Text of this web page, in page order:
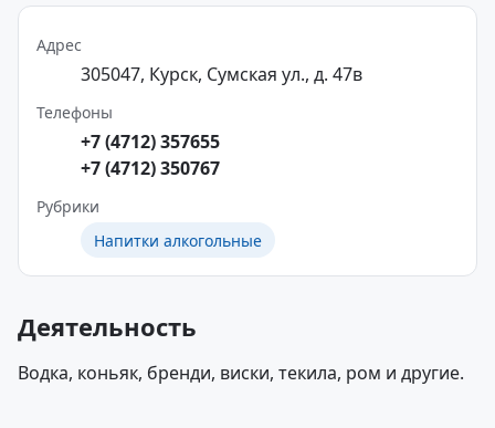
Адрес
305047, Курск, Сумская ул., д. 47в
Телефоны
+7 (4712) 357655
+7 (4712) 350767
Рубрики
Напитки алкогольные
Деятельность
Водка, коньяк, бренди, виски, текила, ром и другие.